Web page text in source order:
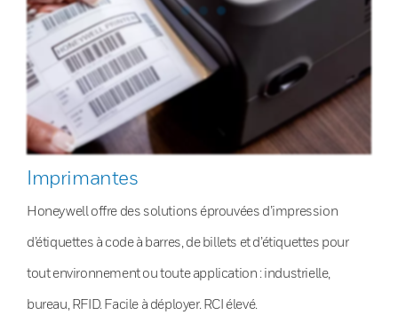
Imprimantes
Honeywell offre des solutions éprouvées d’impression
d’étiquettes à code à barres, de billets et d’étiquettes pour
tout environnement ou toute application : industrielle,
bureau, RFID. Facile à déployer. RCI élevé.